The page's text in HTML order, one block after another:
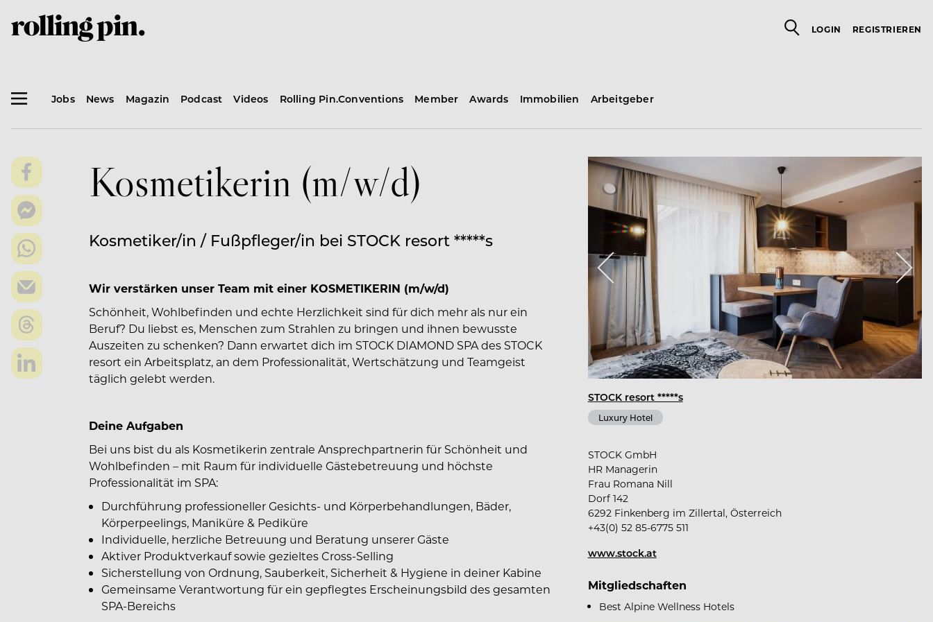
LOGIN REGISTRIEREN
Jobs News Magazin Podcast Videos Rolling Pin.Conventions Member Awards Immobilien Arbeitgeber
Kosmetikerin (m/w/d)
Kosmetiker/in / Fußpfleger/in bei STOCK resort *****s
Wir verstärken unser Team mit einer KOSMETIKERIN (m/w/d)
Schönheit, Wohlbefinden und echte Herzlichkeit sind für dich mehr als nur ein
Beruf? Du liebst es, Menschen zum Strahlen zu bringen und ihnen bewusste
Auszeiten zu schenken? Dann erwartet dich im STOCK DIAMOND SPA des STOCK
resort ein Arbeitsplatz, an dem Professionalität, Wertschätzung und Teamgeist
täglich gelebt werden.
Deine Aufgaben
Bei uns bist du als Kosmetikerin zentrale Ansprechpartnerin für Schönheit und
Wohlbefinden – mit Raum für individuelle Gästebetreuung und höchste
Professionalität im SPA:
Durchführung professioneller Gesichts- und Körperbehandlungen, Bäder,
Körperpeelings, Maniküre & Pediküre
Individuelle, herzliche Betreuung und Beratung unserer Gäste
Aktiver Produktverkauf sowie gezieltes Cross-Selling
Sicherstellung von Ordnung, Sauberkeit, Sicherheit & Hygiene in deiner Kabine
Gemeinsame Verantwortung für ein gepflegtes Erscheinungsbild des gesamten
SPA-Bereichs
STOCK resort *****s
Luxury Hotel
STOCK GmbH
HR Managerin
Frau Romana Nill
Dorf 142
6292 Finkenberg im Zillertal, Österreich
+43(0) 52 85-6775 511
www.stock.at
Mitgliedschaften
Best Alpine Wellness Hotels